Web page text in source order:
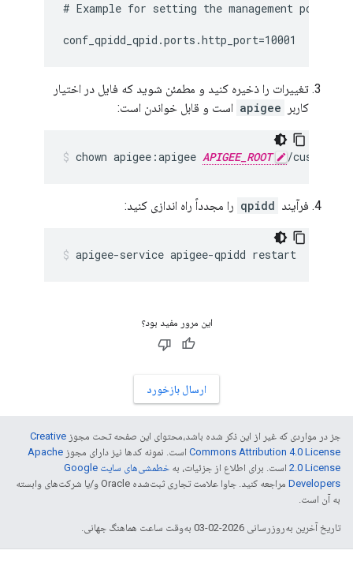
# Example for setting the management portal
conf_qpidd_qpid.ports.http_port=10001
تغییرات را ذخیره کنید و مطمئن شوید که فایل در اختیار
کاربر
apigee است و قابل خواندن است:
chown apigee:apigee APIGEE_ROOT /
فرآیند qpidd را مجدداً راه اندازی کنید:
apigee-service apigee-qpidd restart
این مرور مفید بود؟
ارسال بازخورد
جز در مواردی که غیر از این ذکر شده باشد،‌محتوای این صفحه تحت مجوز Creative
Commons Attribution 4.0 License است. نمونه کدها نیز دارای مجوز Apache
2.0 License است. برای اطلاع از جزئیات، به
خطمشی‌های سایت Google
Developers‏
مراجعه کنید. جاوا علامت تجاری ثبت‌شده Oracle و/یا شرکت‌های وابسته
به آن است.
تاریخ آخرین به‌روزرسانی 2026-02-03 به‌وقت ساعت هماهنگ جهانی.